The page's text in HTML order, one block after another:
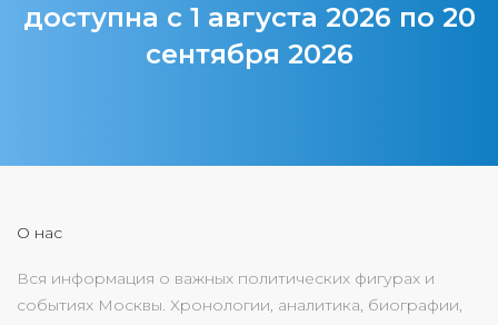
доступна с 1 августа 2026 по 20
сентября 2026
О нас
Вся информация о важных политических фигурах и
событиях Москвы. Хронологии, аналитика, биографии,